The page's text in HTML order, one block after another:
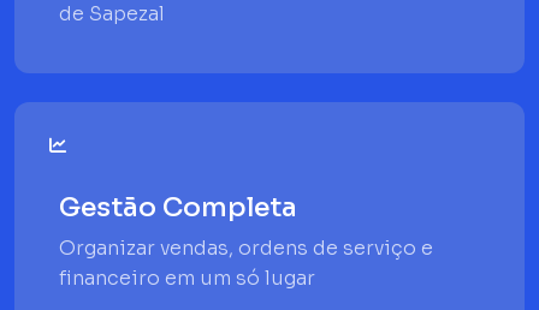
de Sapezal
Gestão Completa
Organizar vendas, ordens de serviço e
financeiro em um só lugar